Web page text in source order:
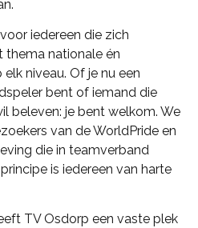
iedereen die zich
nationale én
niveau. Of je nu een
bent of iemand die
beleven: je bent welkom. We
van de WorldPride en
die in teamverband
is iedereen van harte
TV Osdorp een vaste plek